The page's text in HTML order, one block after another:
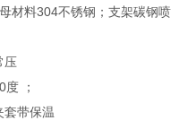
材料304不锈钢；支架碳钢喷
压
；
套带保温